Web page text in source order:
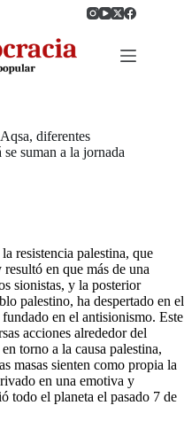
diferentes
suman a la jornada
resistencia palestina, que
en que más de una
sionistas, y la posterior
palestino, ha despertado en el
en el antisionismo. Este
acciones alrededor del
torno a la causa palestina,
masas sienten como propia la
en una emotiva y
todo el planeta el pasado 7 de